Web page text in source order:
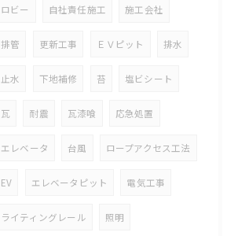
ロビー 自社責任施工 施工会社
排管 更新工事 ＥＶピット 排水
止水 下地補修 苔 塩ビシート
瓦 耐震 瓦漆喰 応急処置
エレベータ 台風 ロープアクセス工法
EV エレベータピット 電気工事
ライティングレール 照明